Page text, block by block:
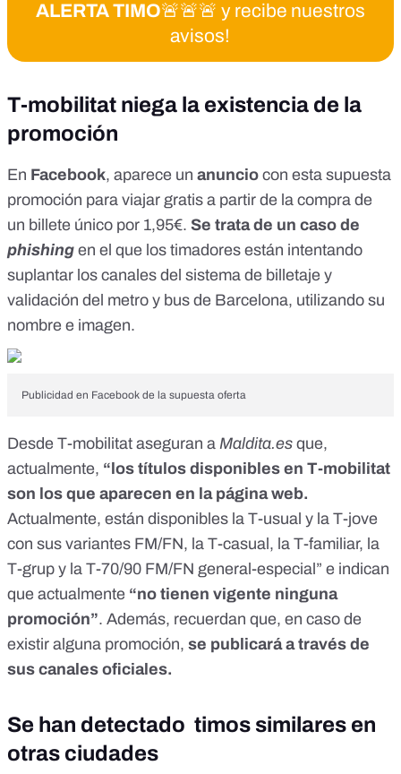
ALERTA TIMO🚨🚨🚨 y recibe nuestros
avisos!
T-mobilitat niega la existencia de la
promoción
En Facebook, aparece un anuncio con esta supuesta
promoción para viajar gratis a partir de la compra de
un billete único por 1,95€. Se trata de un caso de
phishing en el que los timadores están intentando
suplantar los canales del sistema de billetaje y
validación del metro y bus de Barcelona, utilizando su
nombre e imagen.
Publicidad en Facebook de la supuesta oferta
Desde T-mobilitat aseguran a Maldita.es que,
actualmente, “los títulos disponibles en T-mobilitat
son los que aparecen en la página web.
Actualmente, están disponibles la T-usual y la T-jove
con sus variantes FM/FN, la T-casual, la T-familiar, la
T-grup y la T-70/90 FM/FN general-especial” e indican
que actualmente “no tienen vigente ninguna
promoción”. Además, recuerdan que, en caso de
existir alguna promoción, se publicará a través de
sus canales oficiales.
Se han detectado timos similares en
otras ciudades